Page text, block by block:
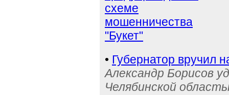
схеме
мошенничества
"Букет"
• Губернатор вручил
Александр Борисов
Челябинской